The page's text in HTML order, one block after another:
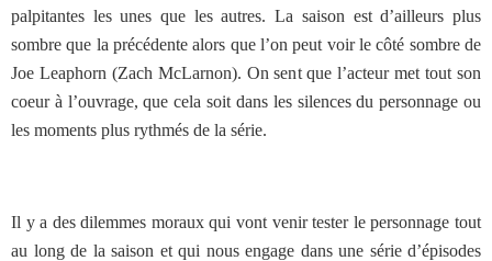
palpitantes les unes que les autres. La saison est d’ailleurs plus
sombre que la précédente alors que l’on peut voir le côté sombre de
Joe Leaphorn (Zach McLarnon). On sent que l’acteur met tout son
coeur à l’ouvrage, que cela soit dans les silences du personnage ou
les moments plus rythmés de la série.
Il y a des dilemmes moraux qui vont venir tester le personnage tout
au long de la saison et qui nous engage dans une série d’épisodes